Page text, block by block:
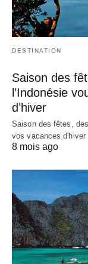
DESTINATION
Saison des
l’Indonésie
d’hiver
Saison des fêtes,
vos vacances d'hiver
8 mois ago